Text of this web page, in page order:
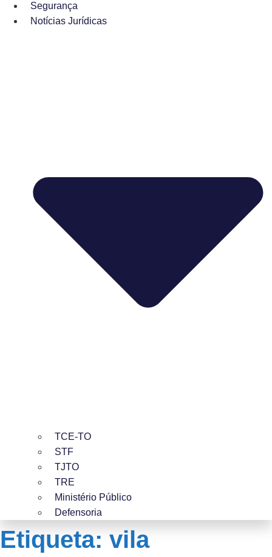
Segurança
Notícias Jurídicas
TCE-TO
STF
TJTO
TRE
Ministério Público
Defensoria
Etiqueta: vila